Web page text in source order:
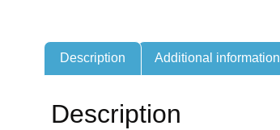
Description Additional information
Description